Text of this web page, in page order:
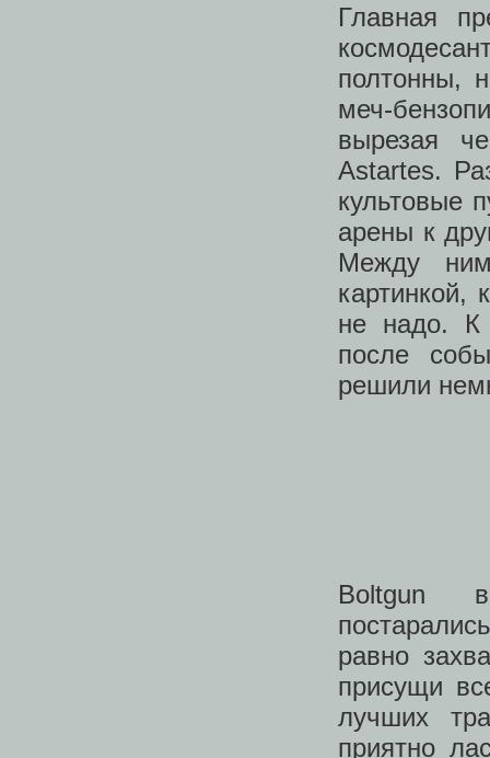
Главная
полтонны,
меч-
вырезая
Astartes.
культовые
арены к
Между
картинкой,
не надо. К
после
решили
Boltgun
равно
присущи
лучших
приятно